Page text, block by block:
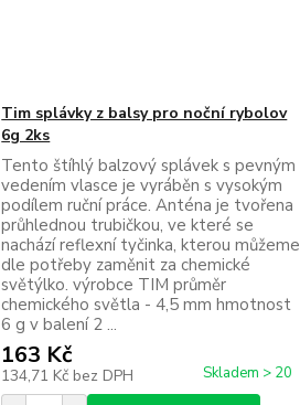
Tim splávky z balsy pro noční rybolov
6g 2ks
Tento štíhlý balzový splávek s pevným
vedením vlasce je vyráběn s vysokým
podílem ruční práce. Anténa je tvořena
průhlednou trubičkou, ve které se
nachází reflexní tyčinka, kterou můžeme
dle potřeby zaměnit za chemické
světýlko. výrobce TIM průměr
chemického světla - 4,5 mm hmotnost
6 g v balení 2 ...
163 Kč
134,71 Kč bez DPH Skladem > 20